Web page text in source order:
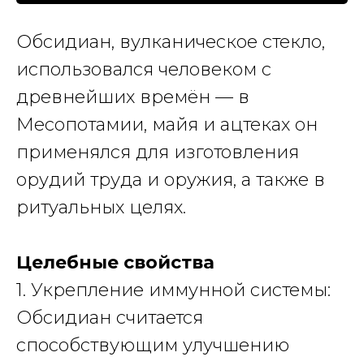
Обсидиан, вулканическое стекло,
использовался человеком с
древнейших времён — в
Месопотамии, майя и ацтеках он
применялся для изготовления
орудий труда и оружия, а также в
ритуальных целях.
Целебные свойства
1. Укрепление иммунной системы:
Обсидиан считается
способствующим улучшению